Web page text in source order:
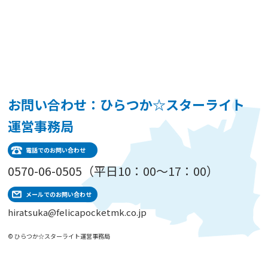
お問い合わせ：ひらつか☆スターライト
運営事務局
電話でのお問い合わせ
0570-06-0505（平日10：00～17：00）
メールでのお問い合わせ
hiratsuka@felicapocketmk.co.jp
© ひらつか☆スターライト運営事務局